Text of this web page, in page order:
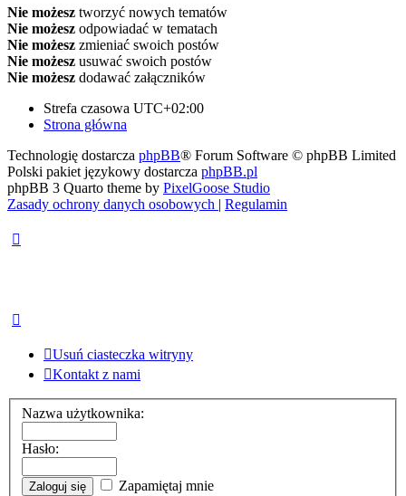
Nie możesz tworzyć nowych tematów
Nie możesz odpowiadać w tematach
Nie możesz zmieniać swoich postów
Nie możesz usuwać swoich postów
Nie możesz dodawać załączników
Strefa czasowa UTC+02:00
Strona główna
Technologię dostarcza phpBB® Forum Software © phpBB Limited
Polski pakiet językowy dostarcza phpBB.pl
phpBB 3 Quarto theme by PixelGoose Studio
Zasady ochrony danych osobowych | Regulamin
Usuń ciasteczka witryny
Kontakt z nami
Nazwa użytkownika:
Hasło:
Zapamiętaj mnie